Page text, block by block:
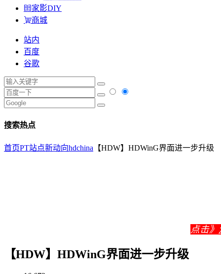
家影DIY
商城
站内
百度
谷歌
搜索热点
首页PT站点新动向hdchina 【HDW】HDWinG界面进一步升级
点击》
【HDW】HDWinG界面进一步升级